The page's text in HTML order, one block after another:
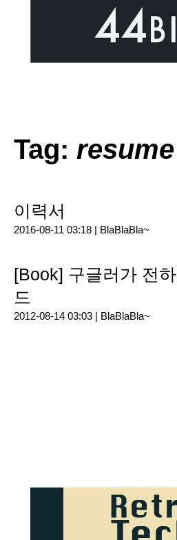
Tag: resume
이력서
2016-08-11 03:18 | BlaBlaBla~
[Book] 구글러가 전
드
2012-08-14 03:03 | BlaBlaBla~